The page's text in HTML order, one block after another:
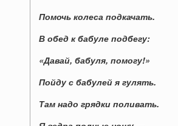
Помочь колеса подкачать.
В обед к бабуле подбегу:
«Давай, бабуля, помогу!»
Пойду с бабулей я гулять.
Там надо грядки поливать.